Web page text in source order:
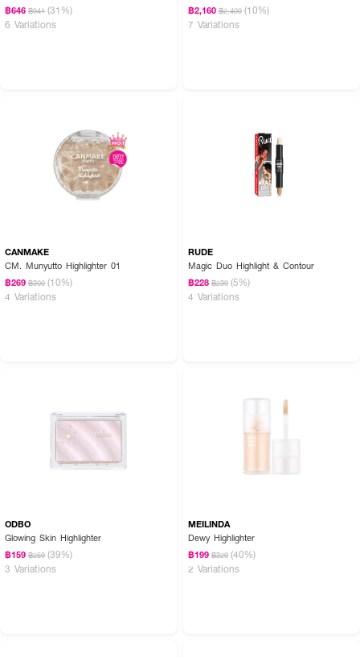
฿646 ฿941 (31%)
6 Variations
฿2,160 ฿2,400 (10%)
7 Variations
CANMAKE
CM. Munyutto Highlighter 01
฿269 ฿300 (10%)
4 Variations
RUDE
Magic Duo Highlight & Contour
฿228 ฿239 (5%)
4 Variations
ODBO
Glowing Skin Highlighter
฿159 ฿259 (39%)
3 Variations
MEILINDA
Dewy Highlighter
฿199 ฿329 (40%)
2 Variations